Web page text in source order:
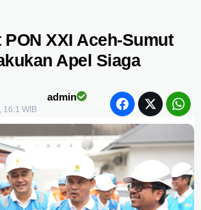
XXI Aceh-Sumut
Apel Siaga
admin
16:1 WIB